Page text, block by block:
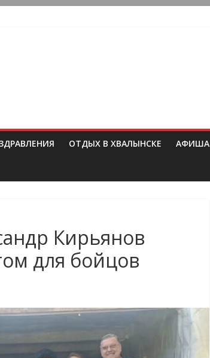
ОТДЫХ В ХВАЛЫНСКЕ АФИША
Кирьянов
для бойцов